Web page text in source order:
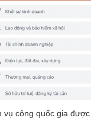
công quốc gia